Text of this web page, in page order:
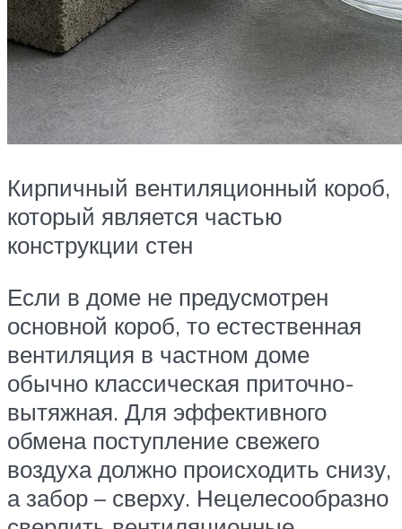
Кирпичный вентиляционный короб,
который является частью
конструкции стен
Если в доме не предусмотрен
основной короб, то естественная
вентиляция в частном доме
обычно классическая приточно-
вытяжная. Для эффективного
обмена поступление свежего
воздуха должно происходить снизу,
а забор – сверху. Нецелесообразно